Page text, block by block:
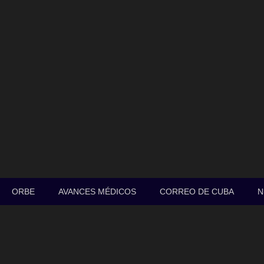
ORBE AVANCES MÉDICOS CORREO DE CUBA